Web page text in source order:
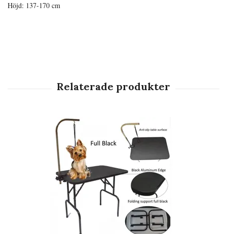
Höjd: 137-170 cm